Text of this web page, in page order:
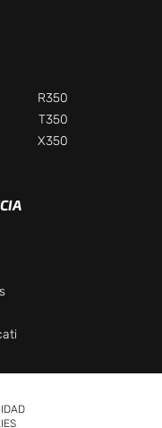
R350
T350
X350